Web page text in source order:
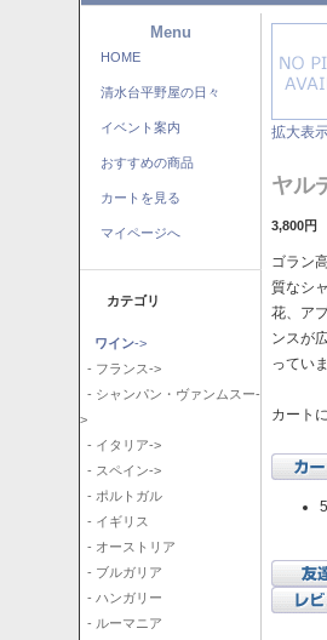
Menu
HOME
清水台平野屋の日々
イベント案内
おすすめの商品
カートを見る
マイページへ
カテゴリ
ワイン->
- フランス->
- シャンパン・ヴァンムスー-
>
- イタリア->
- スペイン->
- ポルトガル
- イギリス
- オーストリア
- ブルガリア
- ハンガリー
- ルーマニア
拡大表
ヤル
3,800円
ゴラン
質なシ
花、ア
ンスが
ってい
カート